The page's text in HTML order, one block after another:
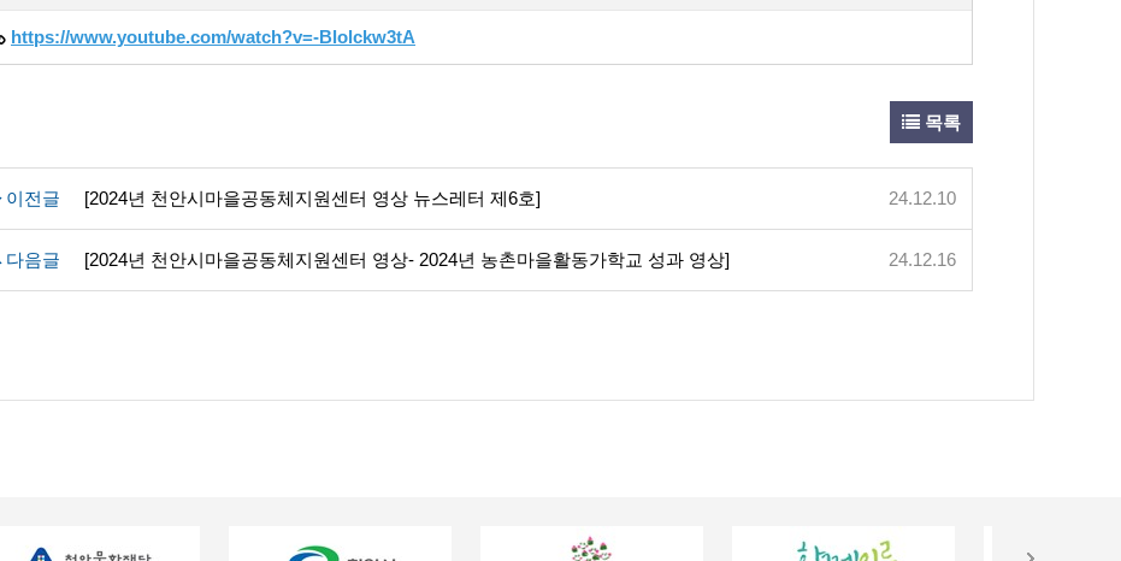
https://www.youtube.com/watch?v=-Blolckw3tA
목록
이전글 [2024년 천안시마을공동체지원센터 영상 뉴스레터 제6호] 24.12.10
다음글 [2024년 천안시마을공동체지원센터 영상- 2024년 농촌마을활동가학교 성과 영상] 24.12.16